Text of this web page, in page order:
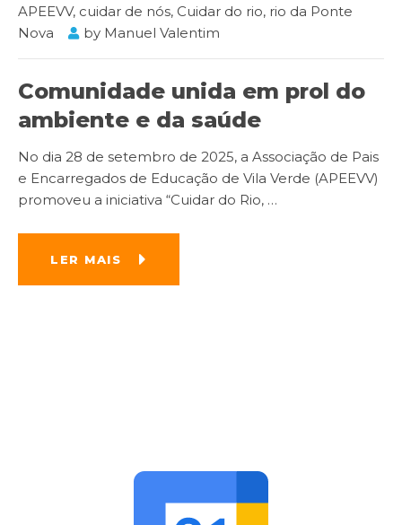
APEEVV, cuidar de nós, Cuidar do rio, rio da Ponte
Nova
by Manuel Valentim
Comunidade unida em prol do
ambiente e da saúde
No dia 28 de setembro de 2025, a Associação de Pais
e Encarregados de Educação de Vila Verde (APEEVV)
promoveu a iniciativa “Cuidar do Rio, …
LER MAIS